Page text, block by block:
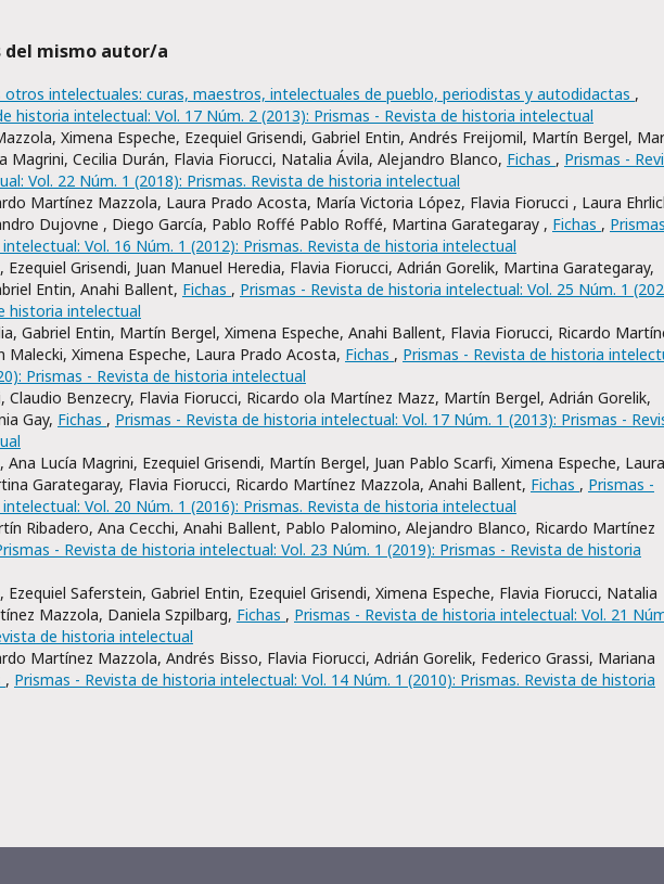
del mismo autor/a
otros intelectuales: curas, maestros, intelectuales de pueblo, periodistas y autodidactas ,
historia intelectual: Vol. 17 Núm. 2 (2013): Prismas - Revista de historia intelectual
Ximena Espeche, Ezequiel Grisendi, Gabriel Entin, Andrés Freijomil, Martín Bergel,
Magrini, Cecilia Durán, Flavia Fiorucci, Natalia Ávila, Alejandro Blanco, Fichas , Prismas -
Vol. 22 Núm. 1 (2018): Prismas. Revista de historia intelectual
Martínez Mazzola, Laura Prado Acosta, María Victoria López, Flavia Fiorucci , Laura
Dujovne , Diego García, Pablo Roffé Pablo Roffé, Martina Garategaray , Fichas ,
Vol. 16 Núm. 1 (2012): Prismas. Revista de historia intelectual
Ezequiel Grisendi, Juan Manuel Heredia, Flavia Fiorucci, Adrián Gorelik, Martina Garategaray,
Entin, Anahi Ballent, Fichas , Prismas - Revista de historia intelectual: Vol. 25 Núm. 1
historia intelectual
Gabriel Entin, Martín Bergel, Ximena Espeche, Anahi Ballent, Flavia Fiorucci, Ricardo
Malecki, Ximena Espeche, Laura Prado Acosta, Fichas , Prismas - Revista de historia
Prismas - Revista de historia intelectual
Claudio Benzecry, Flavia Fiorucci, Ricardo ola Martínez Mazz, Martín Bergel, Adrián Gorelik,
Gay, Fichas , Prismas - Revista de historia intelectual: Vol. 17 Núm. 1 (2013): Prismas -
Ana Lucía Magrini, Ezequiel Grisendi, Martín Bergel, Juan Pablo Scarfi, Ximena Espeche, Laura
Garategaray, Flavia Fiorucci, Ricardo Martínez Mazzola, Anahi Ballent, Fichas , Prismas -
Vol. 20 Núm. 1 (2016): Prismas. Revista de historia intelectual
Ribadero, Ana Cecchi, Anahi Ballent, Pablo Palomino, Alejandro Blanco, Ricardo Martínez
- Revista de historia intelectual: Vol. 23 Núm. 1 (2019): Prismas - Revista de historia
Ezequiel Saferstein, Gabriel Entin, Ezequiel Grisendi, Ximena Espeche, Flavia Fiorucci, Natalia
Mazzola, Daniela Szpilbarg, Fichas , Prismas - Revista de historia intelectual: Vol. 21
de historia intelectual
Martínez Mazzola, Andrés Bisso, Flavia Fiorucci, Adrián Gorelik, Federico Grassi, Mariana
, Prismas - Revista de historia intelectual: Vol. 14 Núm. 1 (2010): Prismas. Revista de historia